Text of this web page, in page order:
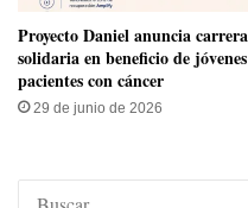
Proyecto Daniel anuncia carrera
solidaria en beneficio de jóvenes
pacientes con cáncer
29 de junio de 2026